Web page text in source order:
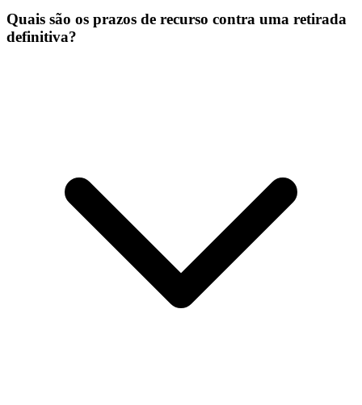
Quais são os prazos de recurso contra uma retirada
definitiva?